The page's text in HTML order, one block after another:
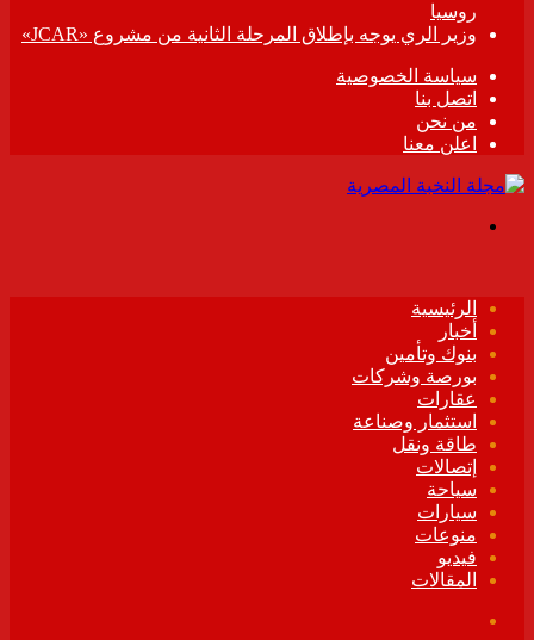
روسيا
وزير الري يوجه بإطلاق المرحلة الثانية من مشروع «JCAR»
سياسة الخصوصية
اتصل بنا
من نحن
اعلن معنا
الرئيسية
أخبار
بنوك وتأمين
بورصة وشركات
عقارات
استثمار وصناعة
طاقة ونقل
إتصالات
سياحة
سيارات
منوعات
فيديو
المقالات